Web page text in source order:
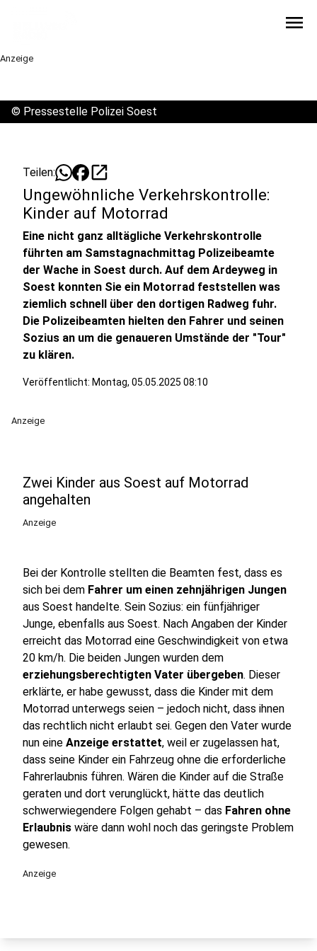
menu
Anzeige
© Pressestelle Polizei Soest
Teilen: open_in_new
Ungewöhnliche Verkehrskontrolle:
Kinder auf Motorrad
Eine nicht ganz alltägliche Verkehrskontrolle
führten am Samstagnachmittag Polizeibeamte
der Wache in Soest durch. Auf dem Ardeyweg in
Soest konnten Sie ein Motorrad feststellen was
ziemlich schnell über den dortigen Radweg fuhr.
Die Polizeibeamten hielten den Fahrer und seinen
Sozius an um die genaueren Umstände der "Tour"
zu klären.
Veröffentlicht: Montag, 05.05.2025 08:10
Anzeige
Zwei Kinder aus Soest auf Motorrad
angehalten
Anzeige
Bei der Kontrolle stellten die Beamten fest, dass es
sich bei dem Fahrer um einen zehnjährigen Jungen
aus Soest handelte. Sein Sozius: ein fünfjähriger
Junge, ebenfalls aus Soest. Nach Angaben der Kinder
erreicht das Motorrad eine Geschwindigkeit von etwa
20 km/h. Die beiden Jungen wurden dem
erziehungsberechtigten Vater übergeben. Dieser
erklärte, er habe gewusst, dass die Kinder mit dem
Motorrad unterwegs seien – jedoch nicht, dass ihnen
das rechtlich nicht erlaubt sei. Gegen den Vater wurde
nun eine Anzeige erstattet, weil er zugelassen hat,
dass seine Kinder ein Fahrzeug ohne die erforderliche
Fahrerlaubnis führen. Wären die Kinder auf die Straße
geraten und dort verunglückt, hätte das deutlich
schwerwiegendere Folgen gehabt – das Fahren ohne
Erlaubnis wäre dann wohl noch das geringste Problem
gewesen.
Anzeige